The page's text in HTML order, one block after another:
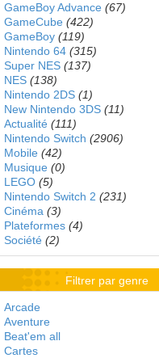
GameBoy Advance (67)
GameCube (422)
GameBoy (119)
Nintendo 64 (315)
Super NES (137)
NES (138)
Nintendo 2DS (1)
New Nintendo 3DS (11)
Actualité (111)
Nintendo Switch (2906)
Mobile (42)
Musique (0)
LEGO (5)
Nintendo Switch 2 (231)
Cinéma (3)
Plateformes (4)
Société (2)
Filtrer par genre
Arcade
Aventure
Beat'em all
Cartes